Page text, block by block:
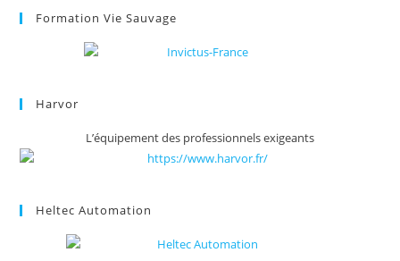
Formation Vie Sauvage
Harvor
L’équipement des professionnels exigeants
Heltec Automation